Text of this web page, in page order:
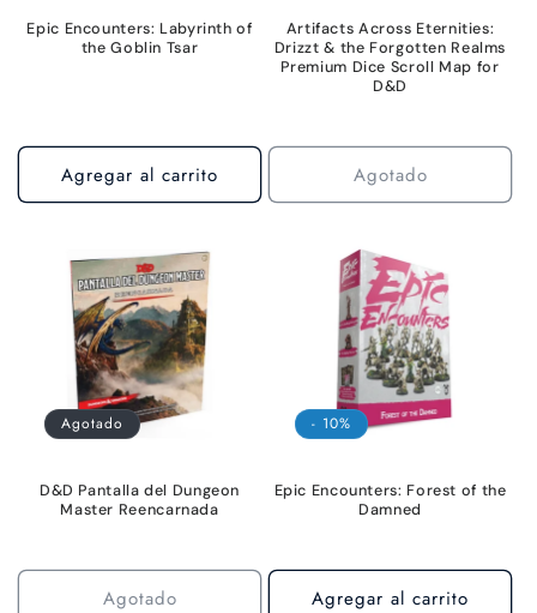
Epic Encounters: Labyrinth of
the Goblin Tsar
Agregar al carrito
Artifacts Across Eternities:
Drizzt & the Forgotten Realms
Premium Dice Scroll Map for
D&D
Agotado
Agotado
D&D Pantalla del Dungeon
Master Reencarnada
Agotado
- 10%
Epic Encounters: Forest of the
Damned
Agregar al carrito